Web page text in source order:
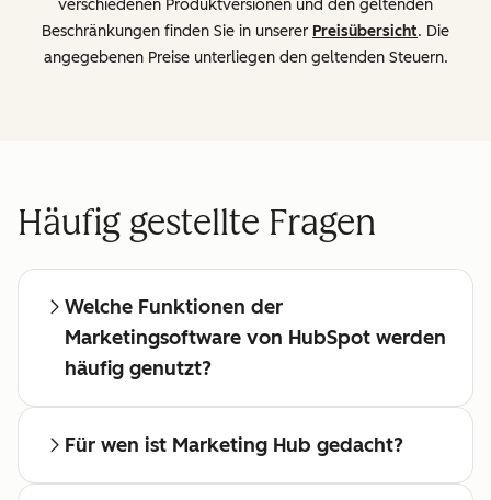
verschiedenen Produktversionen und den geltenden
Beschränkungen finden Sie in unserer Preisübersicht. Die
angegebenen Preise unterliegen den geltenden Steuern.
Häufig gestellte Fragen
Welche Funktionen der
Marketingsoftware von HubSpot werden
häufig genutzt?
Für wen ist Marketing Hub gedacht?